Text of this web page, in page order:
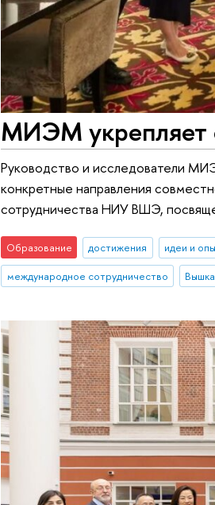
МИЭМ укрепляет
Руководство и исследователи
конкретные направления
сотрудничества НИУ ВШЭ,
Образование достижения идеи и
международное сотрудничество